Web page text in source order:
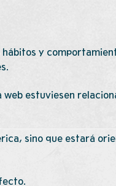
y
web estuviesen
sino que estará